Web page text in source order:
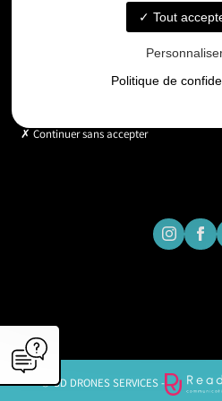
Horaires
Lundi -
© GD DRONES SERVICES -
Tout
Politique de
Continuer sans accepter